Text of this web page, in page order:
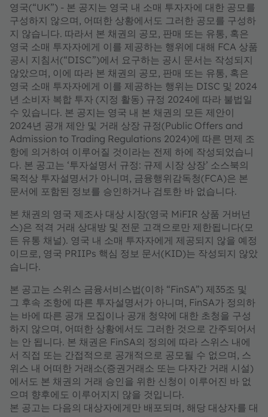
영국(“UK”) - 본 공지는 영국 내 소매 투자자에 대한 공모를
구성하지 않으며, 어떠한 상황에서도 그러한 공모를 구성하
지 않습니다. 따라서 본 채권의 공모, 판매 또는 유통, 혹은
영국 소매 투자자에게 이를 제공하는 행위에 대해 FCA 상품
공시 지침서(“DISC”)에서 요구하는 공시 문서는 작성되지
않았으며, 이에 따라 본 채권의 공모, 판매 또는 유통, 혹은
영국 소매 투자자에게 이를 제공하는 행위는 DISC 및 2024
년 소비자 복합 투자 (지정 활동) 규정 2024에 따라 불법일
수 있습니다. 본 공지는 영국 내 본 채권의 모든 제안이
2024년 공개 제안 및 거래 상장 규정(Public Offers and
Admission to Trading Regulations 2024)에 따른 면제 조
항에 의거하여 이루어질 것이라는 전제 하에 작성되었습니
다. 본 공고는 ‘투자설명서 규정: 규제 시장 상장’ 소스북의
목적상 투자설명서가 아니며, 금융행위감독청(FCA)은 본
문서에 포함된 정보를 승인하거나 검토한 바 없습니다.
본 채권의 영국 제조사 대상 시장(영국 MiFIR 상품 거버넌
스)은 적격 거래 상대방 및 전문 고객으로만 제한됩니다(모
든 유통 채널). 영국 내 소매 투자자에게 제공되지 않을 예정
이므로, 영국 PRIIPs 핵심 정보 문서(KID)는 작성되지 않았
습니다.
본 공고는 스위스 금융서비스법(이하 “FinSA”) 제35조 및
그 후속 조항에 따른 투자설명서가 아니며, FinSA가 정의하
는 바에 따른 공개 모집이나 공개 청약에 대한 초청을 구성
하지 않으며, 어떠한 상황에서도 그러한 것으로 간주되어서
는 안 됩니다. 본 채권은 FinSA의 정의에 따라 스위스 내에
서 직접 또는 간접적으로 공개적으로 공모될 수 없으며, 스
위스 내 어떠한 거래소(증권거래소 또는 다자간 거래 시설)
에서도 본 채권의 거래 승인을 위한 신청이 이루어진 바 없
으며 향후에도 이루어지지 않을 것입니다.
본 공고는 다음의 대상자에게만 배포되며, 해당 대상자를 대